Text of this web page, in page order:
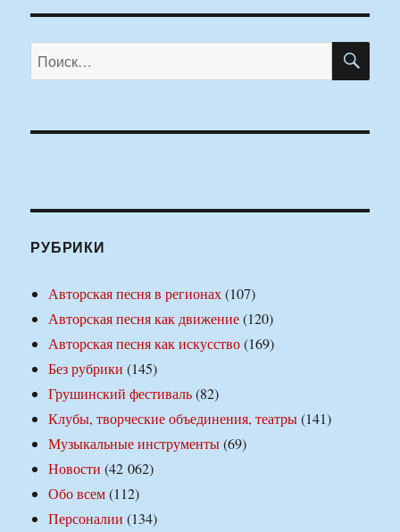
Искать:
РУБРИКИ
Авторская песня в регионах(107)
Авторская песня как движение(120)
Авторская песня как искусство(169)
Без рубрики (145)
Грушинский фестиваль(82)
Клубы, творческие объединения, театры(141)
Музыкальные инструменты(69)
Новости (42 062)
Обо всем(112)
Персоналии (134)